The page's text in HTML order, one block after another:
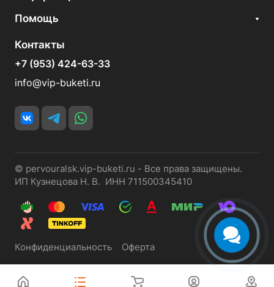
Помощь
Контакты
+7 (953) 424-63-33
info@vip-buketi.ru
© pervouralsk.vip-buketi.ru - Все права защищены.
ИП Кузнецова Н. В. ИНН 711500345410
Конфиденциальность Оферта